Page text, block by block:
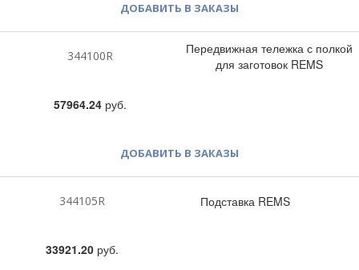
ДОБАВИТЬ В ЗАКАЗЫ
344100R
Передвижная тележка с полкой
для заготовок REMS
57964.24руб.
ДОБАВИТЬ В ЗАКАЗЫ
344105R Подставка REMS
33921.20руб.